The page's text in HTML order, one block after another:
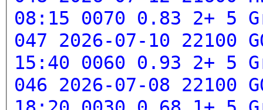
08:15 0070 0.83 2+ 5
047 2026-07-10 22100
15:40 0060 0.93 2+ 5
046 2026-07-08 22100